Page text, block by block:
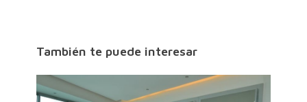
También te puede interesar